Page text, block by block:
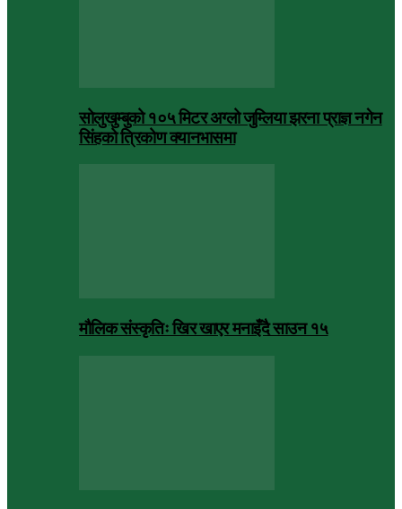
सोलुखुम्बुको १०५ मिटर अग्लो जुम्लिया झरना प्राज्ञ नगेन
सिंहको त्रिकोण क्यानभासमा
मौलिक संस्कृतिः खिर खाएर मनाइँदै साउन १५